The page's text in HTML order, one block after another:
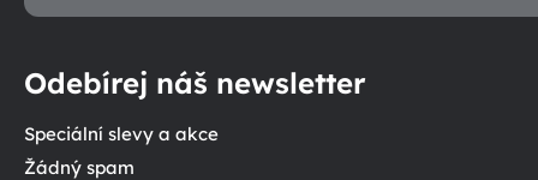
Odebírej náš newsletter
Speciální slevy a akce
Žádný spam